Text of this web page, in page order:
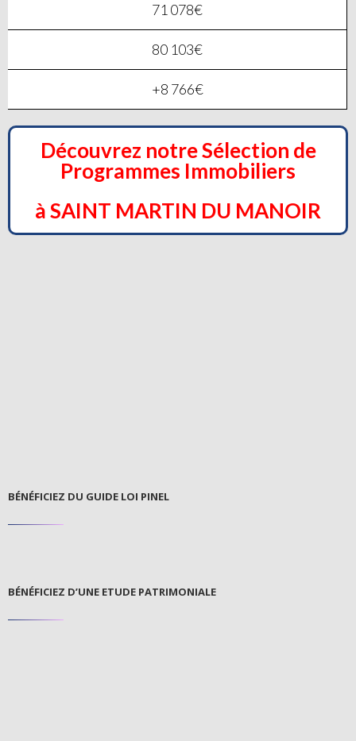
71 078€
80 103€
+8 766€
Découvrez notre Sélection de
Programmes Immobiliers
à SAINT MARTIN DU MANOIR
BÉNÉFICIEZ DU GUIDE LOI PINEL
BÉNÉFICIEZ D’UNE ETUDE PATRIMONIALE